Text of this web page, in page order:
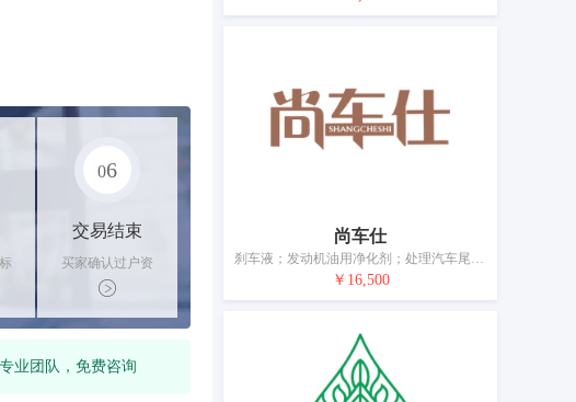
06
交易结束
买家确认过户资
料后，平台解冻
资金支付卖家
专业团队，免费咨询
尚车仕
刹车液；发动机油用净化剂；处理汽车尾气用尿素溶液；汽油净化添加剂；汽车尿素（发动机燃料化学添加剂）；汽车燃料化学添加剂；液压制动液；用于汽车排气系统作为腐蚀抑制剂的化学防腐剂；运载工具冷却系统用防冻剂；运载工具引擎用冷却剂
￥16,500